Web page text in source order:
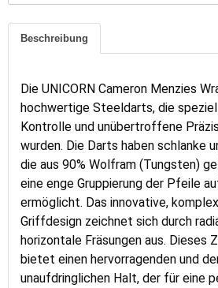
Beschreibung
Die UNICORN Cameron Menzies
hochwertige Steeldarts, die
Kontrolle und unübertroffene
wurden. Die Darts haben schlanke
die aus 90% Wolfram (Tungsten)
eine enge Gruppierung der Pfeile
ermöglicht. Das innovative,
Griffdesign zeichnet sich durch
horizontale Fräsungen aus. Dieses
bietet einen hervorragenden und
unaufdringlichen Halt, der für eine